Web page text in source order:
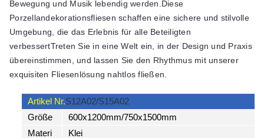
Bewegung und Musik lebendig werden.Diese
Porzellandekorationsfliesen schaffen eine sichere und stilvolle
Umgebung, die das Erlebnis für alle Beteiligten
verbessertTreten Sie in eine Welt ein, in der Design und Praxis
übereinstimmen, und lassen Sie den Rhythmus mit unserer
exquisiten Fliesenlösung nahtlos fließen.
Artikel Nr.S12A02/S15A02
Größe
600x1200mm/750x1500mm
Materi
Klei